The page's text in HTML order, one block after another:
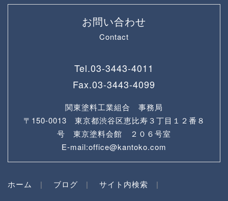
お問い合わせ
Contact
Tel.03-3443-4011
Fax.03-3443-4099
関東塗料工業組合 事務局
〒150-0013 東京都渋谷区恵比寿３丁目１２番８
号 東京塗料会館 ２０６号室
E-mail:office@kantoko.com
ホーム ブログ サイト内検索